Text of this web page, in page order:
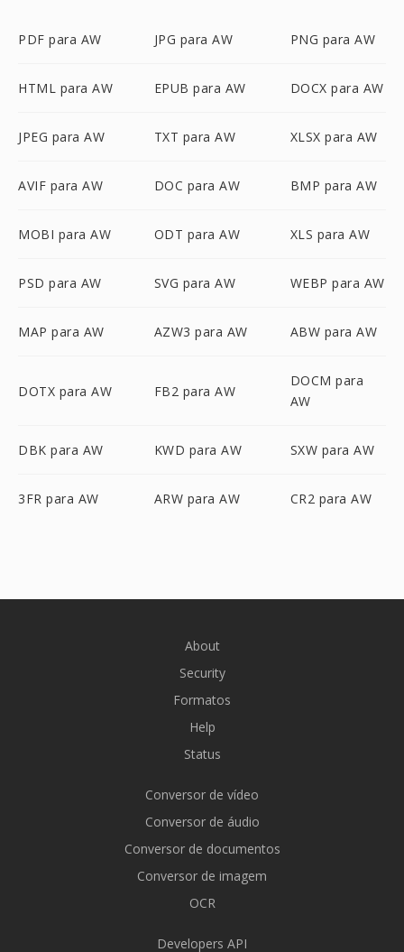
PDF para AW JPG para AW PNG para AW
HTML para AW EPUB para AW DOCX para AW
JPEG para AW TXT para AW XLSX para AW
AVIF para AW DOC para AW BMP para AW
MOBI para AW ODT para AW XLS para AW
PSD para AW SVG para AW WEBP para AW
MAP para AW AZW3 para AW ABW para AW
DOTX para AW FB2 para AW
DOCM para
AW
DBK para AW KWD para AW SXW para AW
3FR para AW ARW para AW CR2 para AW
About
Security
Formatos
Help
Status
Conversor de vídeo
Conversor de áudio
Conversor de documentos
Conversor de imagem
OCR
Developers API